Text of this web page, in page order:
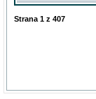
Strana 1 z 407